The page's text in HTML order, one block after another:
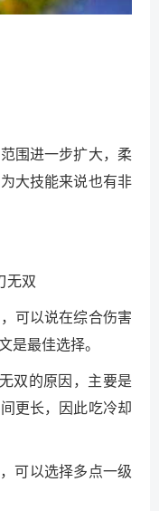
围进一步扩大，柔
大技能来说也有非
无双
可以说在综合伤害
是最佳选择。
双的原因，主要是
更长，因此吃冷却
可以选择多点一级